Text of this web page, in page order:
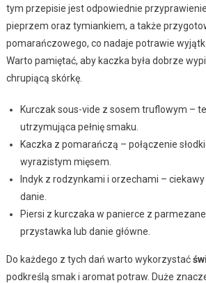
tym przepisie jest odpowiednie
pieprzem oraz tymiankiem, a także
pomarańczowego, co nadaje potrawie
Warto pamiętać, aby kaczka była dobrze
chrupiącą skórkę.
Kurczak sous-vide z sosem truflowym –
utrzymująca pełnię smaku.
Kaczka z pomarańczą – połączenie
wyrazistym mięsem.
Indyk z rodzynkami i orzechami –
danie.
Piersi z kurczaka w panierce z
przystawka lub danie główne.
Do każdego z tych dań warto wykorzystać
podkreślą smak i aromat potraw. Duże